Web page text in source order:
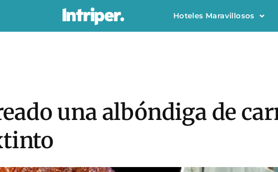
Hoteles Maravillosos
una albóndiga de